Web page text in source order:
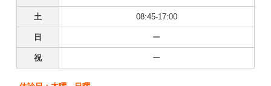
土 08:45-17:00
日 ー
祝 ー